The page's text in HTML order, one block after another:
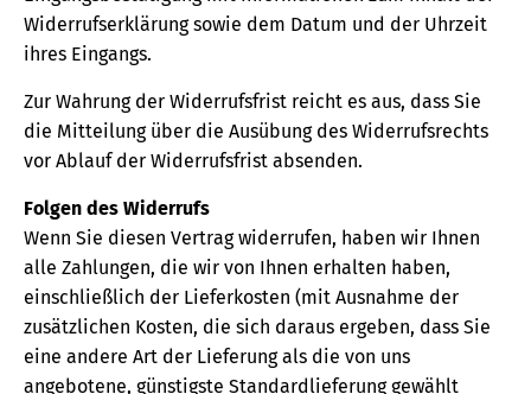
Widerrufserklärung sowie dem Datum und der Uhrzeit
ihres Eingangs.
Zur Wahrung der Widerrufsfrist reicht es aus, dass Sie
die Mitteilung über die Ausübung des Widerrufsrechts
vor Ablauf der Widerrufsfrist absenden.
Folgen des Widerrufs
Wenn Sie diesen Vertrag widerrufen, haben wir Ihnen
alle Zahlungen, die wir von Ihnen erhalten haben,
einschließlich der Lieferkosten (mit Ausnahme der
zusätzlichen Kosten, die sich daraus ergeben, dass Sie
eine andere Art der Lieferung als die von uns
angebotene, günstigste Standardlieferung gewählt